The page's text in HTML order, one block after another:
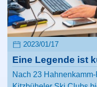
2023/01/17
Eine Legende ist
Nach 23